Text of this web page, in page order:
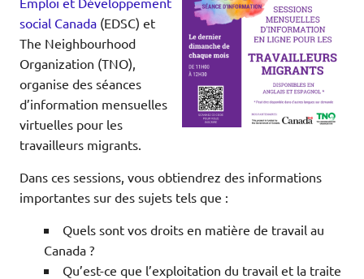
social Canada (EDSC) et
The Neighbourhood
Organization (TNO),
organise des séances
d’information mensuelles
virtuelles pour les
travailleurs migrants.
Dans ces sessions, vous obtiendrez des informations
importantes sur des sujets tels que :
Quels sont vos droits en matière de travail au
Canada ?
Qu’est-ce que l’exploitation du travail et la traite